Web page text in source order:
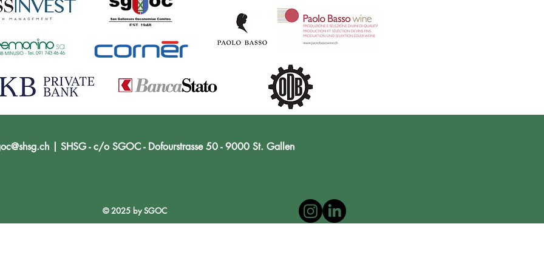
| SHSG - c/o SGOC - Dofourstrasse 50 - 9000 St. Gallen
© 2025 by SGOC